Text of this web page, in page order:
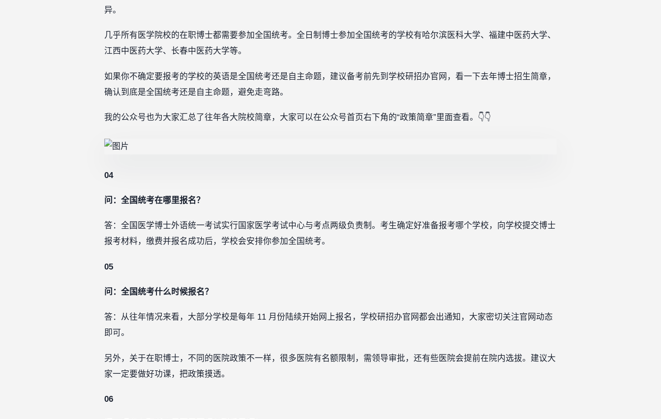
异。
几乎所有医学院校的在职博士都需要参加全国统考。全日制博士参加全国统考的学校有哈尔滨医科大学、福建中医药大学、
江西中医药大学、长春中医药大学等。
如果你不确定要报考的学校的英语是全国统考还是自主命题，建议备考前先到学校研招办官网，看一下去年博士招生简章，
确认到底是全国统考还是自主命题，避免走弯路。
我的公众号也为大家汇总了往年各大院校简章，大家可以在公众号首页右下角的“政策简章”里面查看。👇👇
04
问：全国统考在哪里报名？
答：全国医学博士外语统一考试实行国家医学考试中心与考点两级负责制。考生确定好准备报考哪个学校，向学校提交博士
报考材料，缴费并报名成功后，学校会安排你参加全国统考。
05
问：全国统考什么时候报名？
答：从往年情况来看，大部分学校是每年 11 月份陆续开始网上报名，学校研招办官网都会出通知，大家密切关注官网动态
即可。
另外，关于在职博士，不同的医院政策不一样，很多医院有名额限制，需领导审批，还有些医院会提前在院内选拔。建议大
家一定要做好功课，把政策摸透。
06